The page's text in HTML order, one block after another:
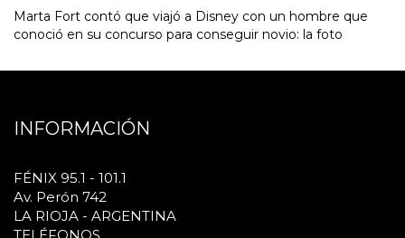
Marta Fort contó que viajó a Disney con un hombre que
conoció en su concurso para conseguir novio: la foto
INFORMACIÓN
FÉNIX 95.1 - 101.1
Av. Perón 742
LA RIOJA - ARGENTINA